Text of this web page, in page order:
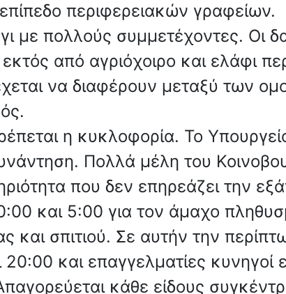
επίπεδο περιφερειακών γραφείων.
με πολλούς συμμετέχοντες. Οι
από αγριόχοιρο και ελάφι
να διαφέρουν μεταξύ των
η κυκλοφορία. Το
Πολλά μέλη του
που δεν επηρεάζει την
και 5:00 για τον άμαχο
και σπιτιού. Σε αυτήν την
και επαγγελματίες κυνηγοί
κάθε είδους